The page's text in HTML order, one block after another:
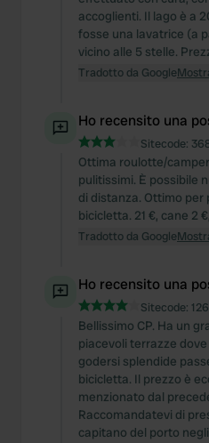
accoglienti. Il lago è a
fosse una lavatrice (a
vicino alle 5 stelle.
Tradotto da Google
Ho recensito una
Sitecode:
Ottima roulotte/
pulitissimi. È possibile
di distanza. Ottimo per
bicicletta. 21 €, cane 2
Tradotto da Google
Ho recensito una
Sitecode:
Bellissimo CP. Ha un
piacevoli terrazze
godersi splendide
bicicletta. Il prezzo è
menzionato dal
Raccomandatevi di
capitano del porto